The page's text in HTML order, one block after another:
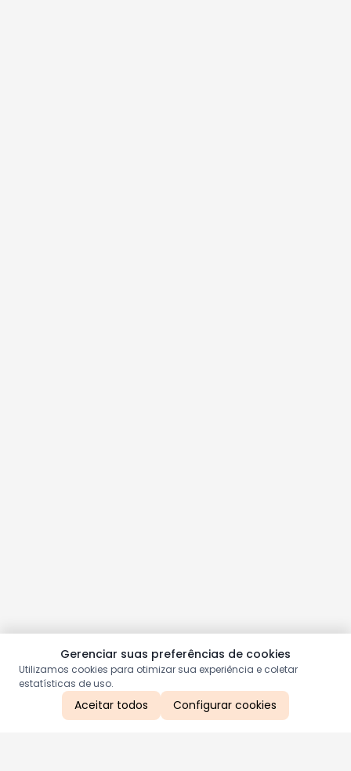
Gerenciar suas preferências de cookies
Utilizamos cookies para otimizar sua experiência e coletar
estatísticas de uso.
Aceitar todos Configurar cookies